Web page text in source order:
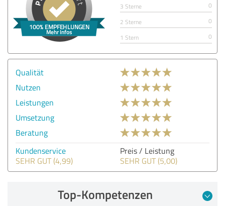
3 Sterne
0
2 Sterne
0
1 Stern
0
Qualität
Nutzen
Leistungen
Umsetzung
Beratung
Kundenservice
SEHR GUT (4,99)
Preis / Leistung
SEHR GUT (5,00)
Top-Kompetenzen